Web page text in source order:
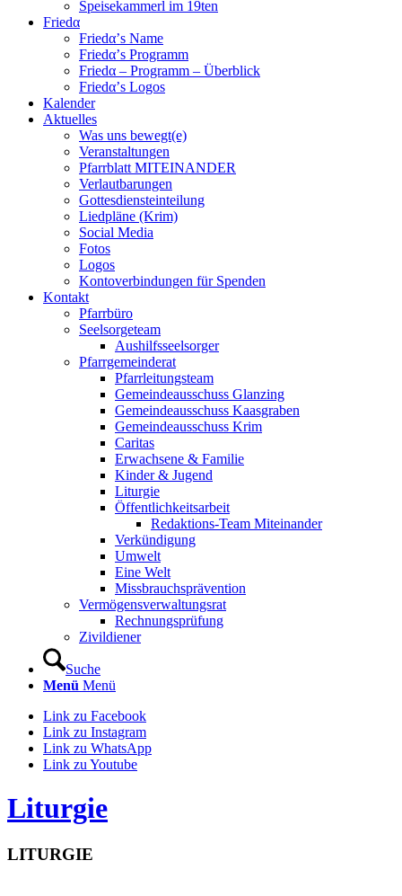
Speisekammerl im 19ten
Friedα
Friedα’s Name
Friedα’s Programm
Friedα – Programm – Überblick
Friedα’s Logos
Kalender
Aktuelles
Was uns bewegt(e)
Veranstaltungen
Pfarrblatt MITEINANDER
Verlautbarungen
Gottesdiensteinteilung
Liedpläne (Krim)
Social Media
Fotos
Logos
Kontoverbindungen für Spenden
Kontakt
Pfarrbüro
Seelsorgeteam
Aushilfsseelsorger
Pfarrgemeinderat
Pfarrleitungsteam
Gemeindeausschuss Glanzing
Gemeindeausschuss Kaasgraben
Gemeindeausschuss Krim
Caritas
Erwachsene & Familie
Kinder & Jugend
Liturgie
Öffentlichkeitsarbeit
Redaktions-Team Miteinander
Verkündigung
Umwelt
Eine Welt
Missbrauchsprävention
Vermögensverwaltungsrat
Rechnungsprüfung
Zivildiener
Suche
Menü Menü
Link zu Facebook
Link zu Instagram
Link zu WhatsApp
Link zu Youtube
Liturgie
LITURGIE